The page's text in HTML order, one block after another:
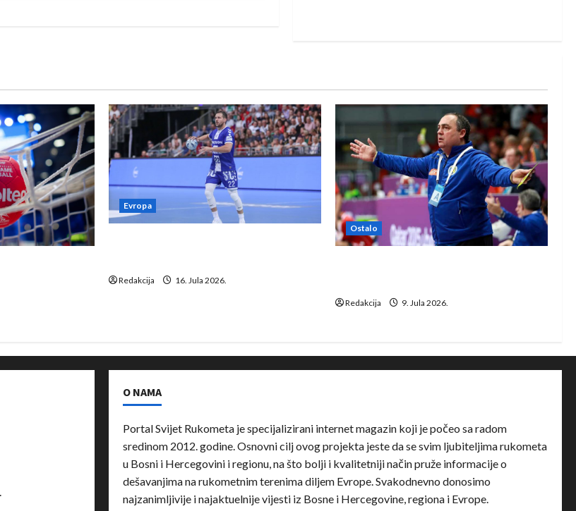
Evropa
Redakcija 16. Jula 2026.
Ostalo
Redakcija 9. Jula 2026.
O NAMA
Portal Svijet Rukometa je specijalizirani internet magazin koji je počeo sa radom
sredinom 2012. godine. Osnovni cilj ovog projekta jeste da se svim ljubiteljima rukometa
u Bosni i Hercegovini i regionu, na što bolji i kvalitetniji način pruže informacije o
dešavanjima na rukometnim terenima diljem Evrope. Svakodnevno donosimo
najzanimljivije i najaktuelnije vijesti iz Bosne i Hercegovine, regiona i Evrope.